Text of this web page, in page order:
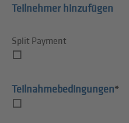
Teilnehmer hinzufügen
Split Payment
Teilnahmebedingungen*